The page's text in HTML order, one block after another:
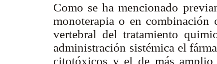
Como se ha mencionado
monoterapia o en combinación
vertebral del tratamiento
administración sistémica el
citotóxicos y el de más amplio